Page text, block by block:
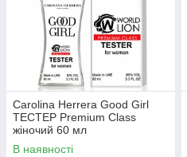
Carolina Herrera Good Girl
TECТЕР Premium Class
жіночий 60 мл
В наявності